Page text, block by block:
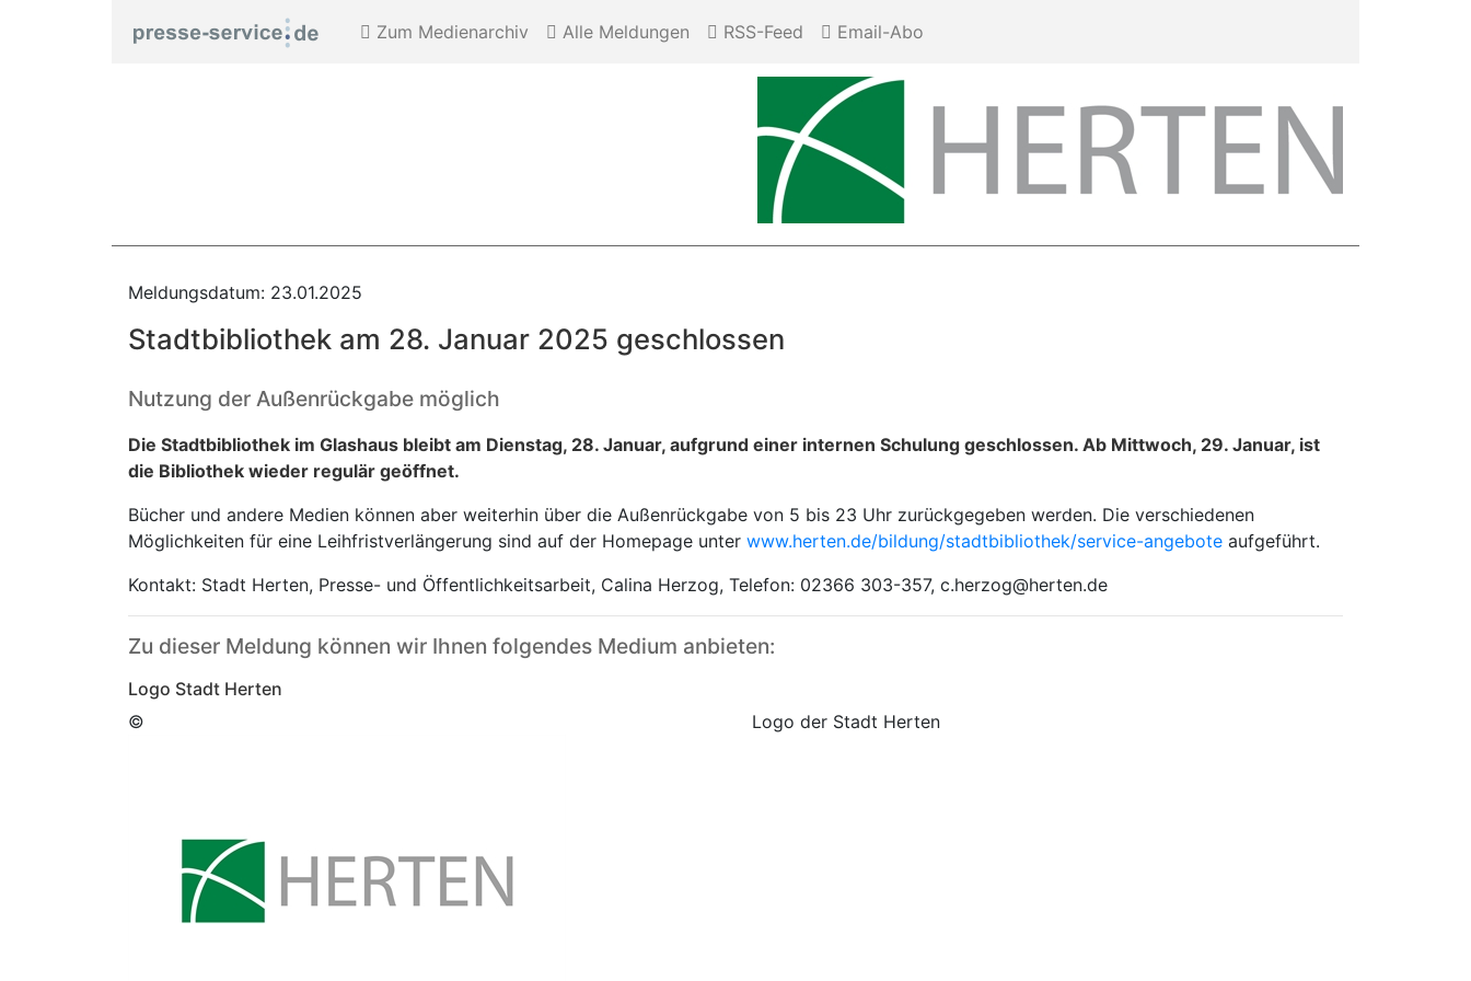
Zum Medienarchiv Alle Meldungen RSS-Feed Email-Abo
Meldungsdatum: 23.01.2025
Stadtbibliothek am 28. Januar 2025 geschlossen
Nutzung der Außenrückgabe möglich
Die Stadtbibliothek im Glashaus bleibt am Dienstag, 28. Januar, aufgrund einer internen Schulung geschlossen. Ab Mittwoch, 29. Januar, ist
die Bibliothek wieder regulär geöffnet.
Bücher und andere Medien können aber weiterhin über die Außenrückgabe von 5 bis 23 Uhr zurückgegeben werden. Die verschiedenen
Möglichkeiten für eine Leihfristverlängerung sind auf der Homepage unter www.herten.de/bildung/stadtbibliothek/service-angebote aufgeführt.
Kontakt: Stadt Herten, Presse- und Öffentlichkeitsarbeit, Calina Herzog, Telefon: 02366 303-357, c.herzog@herten.de
Zu dieser Meldung können wir Ihnen folgendes Medium anbieten:
Logo Stadt Herten
©
Logo der Stadt Herten